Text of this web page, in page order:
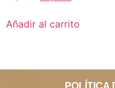
Añadir al carrito
POLÍTICA